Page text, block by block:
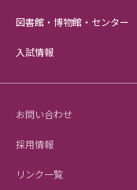
図書館・博物館・センター
入試情報
お問い合わせ
採用情報
リンク一覧